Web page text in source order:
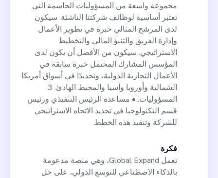
مجموعة واسعة من المسؤوليات الحاسمة التي
تعتبر أساسية لوظائف شركتنا الناشئة. سيكون
لدى المرشح المثالي خبرة في تطوير الأعمال
وإدارة الفريق والتنبؤ المالي والتخطيط
الاستراتيجي. سيكون من الأفضل أن يكون لدى
المؤسس المشارك المحتمل خبرة سابقة في
الأعمال التجارية الدولية، وتحديدًا في أسواق أمريكا
الشمالية وأوروبا وآسيا والمحيط الهادئ. 3.
المسؤوليات: • مساعدة الرئيس التنفيذي ورئيس
قسم التكنولوجيا في تحديد الاتجاه الاستراتيجي
للشركة وتنفيذ هذه الخطط
فكرة
تعمل Global Expand، وهي منصة مدعومة
بالذكاء الاصطناعي للتوسع الدولي، على حل